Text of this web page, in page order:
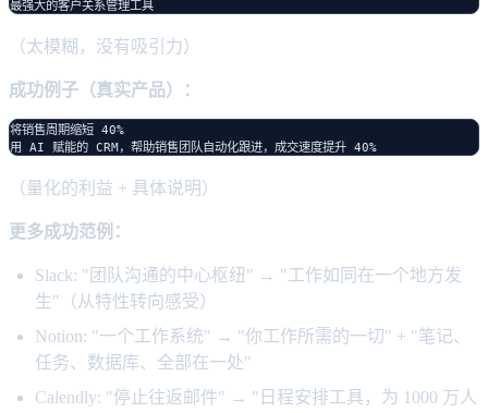
（太模糊，没有吸引力）
成功例子（真实产品）：
将销售周期缩短 40%
（量化的利益 + 具体说明）
更多成功范例：
Slack: "团队沟通的中心枢纽" → "工作如同在一个地方发
生"（从特性转向感受）
Notion: "一个工作系统" → "你工作所需的一切" + "笔记、
任务、数据库、全部在一处"
Calendly: "停止往返邮件" → "日程安排工具，为 1000 万人